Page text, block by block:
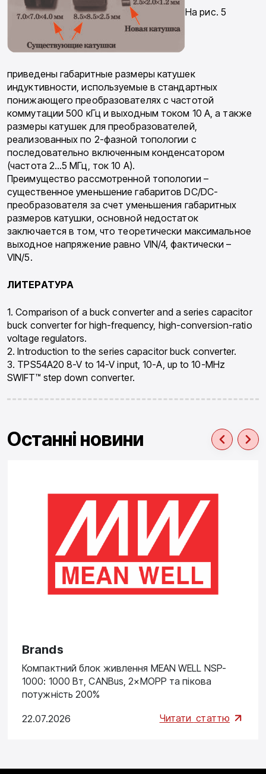
На рис. 5
приведены габаритные размеры катушек
индуктивности, используемые в стандартных
понижающего преобразователях с частотой
коммутации 500 кГц и выходным током 10 А, а также
размеры катушек для преобразователей,
реализованных по 2-фазной топологии с
последовательно включенным конденсатором
(частота 2…5 МГц, ток 10 А).
Преимущество рассмотренной топологии –
существенное уменьшение габаритов DC/DC-
преобразователя за счет уменьшения габаритных
размеров катушки, основной недостаток
заключается в том, что теоретически максимальное
выходное напряжение равно VIN/4, фактически –
VIN/5.
ЛИТЕРАТУРА
1. Comparison of a buck converter and a series capacitor
buck converter for high-frequency, high-conversion-ratio
voltage regulators.
2. Introduction to the series capacitor buck converter.
3. TPS54A20 8-V to 14-V input, 10-A, up to 10-MHz
SWIFT™ step down converter.
Останні новини
Brands
Компактний блок живлення MEAN WELL NSP-
1000: 1000 Вт, CANBus, 2×MOPP та пікова
потужність 200%
22.07.2026 Читати статтю